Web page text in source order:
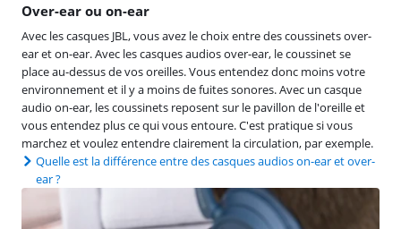
Over-ear ou on-ear
Avec les casques JBL, vous avez le choix entre des coussinets over-
ear et on-ear. Avec les casques audios over-ear, le coussinet se
place au-dessus de vos oreilles. Vous entendez donc moins votre
environnement et il y a moins de fuites sonores. Avec un casque
audio on-ear, les coussinets reposent sur le pavillon de l'oreille et
vous entendez plus ce qui vous entoure. C'est pratique si vous
marchez et voulez entendre clairement la circulation, par exemple.
Quelle est la différence entre des casques audios on-ear et over-
ear ?